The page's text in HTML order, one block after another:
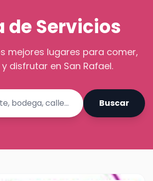
de Servicios
mejores lugares para comer,
disfrutar en San Rafael.
Buscar